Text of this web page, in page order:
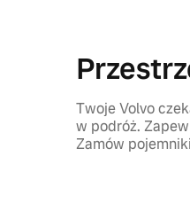
Twoje Volvo
w podróż.
Zamów